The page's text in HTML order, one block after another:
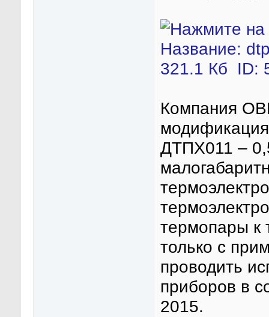
Компания
ДТПХ011 –
термопары к
только с
проводить
приборов в
2015.